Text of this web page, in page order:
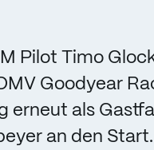
Pilot Timo
Goodyear
erneut als
an den